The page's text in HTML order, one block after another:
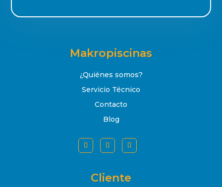
Makropiscinas
¿Quiénes somos?
Servicio Técnico
Contacto
Blog
Cliente